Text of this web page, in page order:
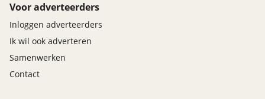
Voor adverteerders
Inloggen adverteerders
Ik wil ook adverteren
Samenwerken
Contact